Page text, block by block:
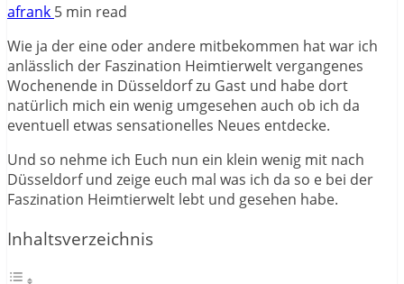
afrank 5 min read
Wie ja der eine oder andere mitbekommen hat war ich
anlässlich der Faszination Heimtierwelt vergangenes
Wochenende in Düsseldorf zu Gast und habe dort
natürlich mich ein wenig umgesehen auch ob ich da
eventuell etwas sensationelles Neues entdecke.
Und so nehme ich Euch nun ein klein wenig mit nach
Düsseldorf und zeige euch mal was ich da so e bei der
Faszination Heimtierwelt lebt und gesehen habe.
Inhaltsverzeichnis